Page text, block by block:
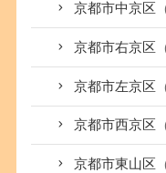
京都市中京区
京都市右京区
京都市左京区
京都市西京区
京都市東山区